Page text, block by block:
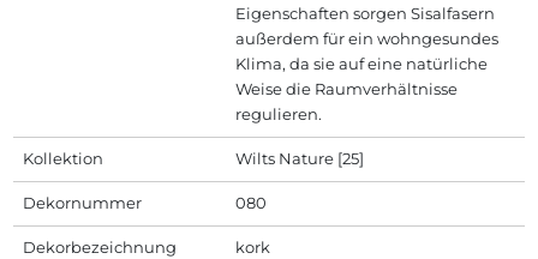
Eigenschaften sorgen Sisalfasern
außerdem für ein wohngesundes
Klima, da sie auf eine natürliche
Weise die Raumverhältnisse
regulieren.
Kollektion Wilts Nature [25]
Dekornummer 080
Dekorbezeichnung kork